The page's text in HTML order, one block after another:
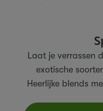
Laat je verrassen
exotische
Heerlijke blends